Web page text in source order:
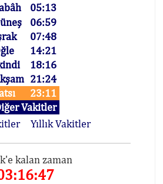
05:13
06:59
07:48
14:21
18:16
21:24
23:11
Vakitler
Yıllık Vakitler
kalan zaman